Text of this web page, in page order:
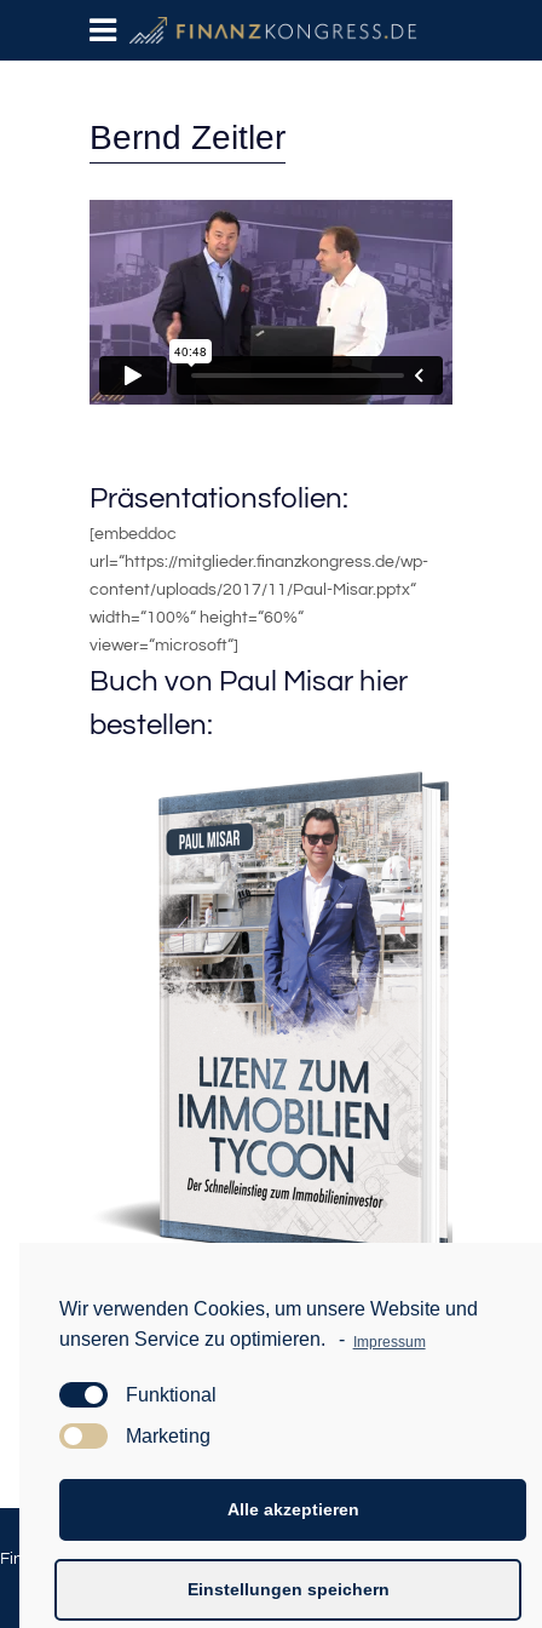
Bernd Zeitler
Präsentationsfolien:
[embeddoc
url=“https://mitglieder.finanzkongress.de/wp-
content/uploads/2017/11/Paul-Misar.pptx“
width=“100%“ height=“60%“
viewer=“microsoft“]
Buch von Paul Misar hier
bestellen:
BESTELLEN
Finanzkongress Made by Digital Beat GmbH |Impressum|Datenschutz
Haftungsausschluss
|Weitere Themen
Wir verwenden Cookies, um unsere Website und
unseren Service zu optimieren.
- Impressum
Funktional
Marketing
Alle akzeptieren
Einstellungen speichern